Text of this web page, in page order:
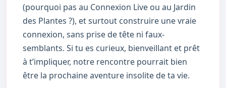
(pourquoi pas au Connexion Live ou au Jardin
des Plantes ?), et surtout construire une vraie
connexion, sans prise de tête ni faux-
semblants. Si tu es curieux, bienveillant et prêt
à t’impliquer, notre rencontre pourrait bien
être la prochaine aventure insolite de ta vie.